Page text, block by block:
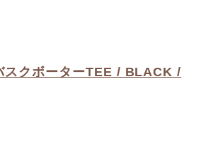
クボーターTEE / BLACK /